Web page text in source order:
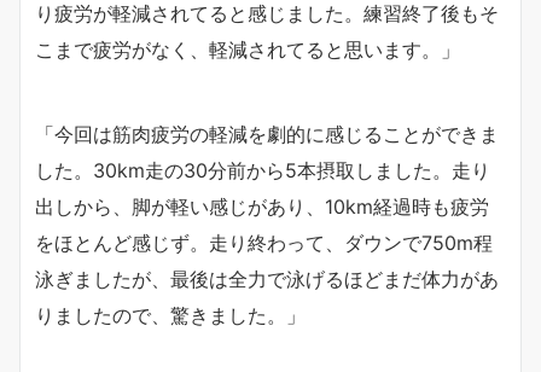
り疲労が軽減されてると感じました。 練習終了後もそ
こまで疲労がなく、軽減されてると思います。」
「今回は筋肉疲労の軽減を劇的に感じることができま
した。 30km走の30分前から5本摂取しました。走り
出しから、脚が軽い感じがあり、10km経過時も疲労
をほとんど感じず。走り終わって、ダウンで750m程
泳ぎましたが、最後は全力で泳げるほどまだ体力があ
りましたので、驚きました。」